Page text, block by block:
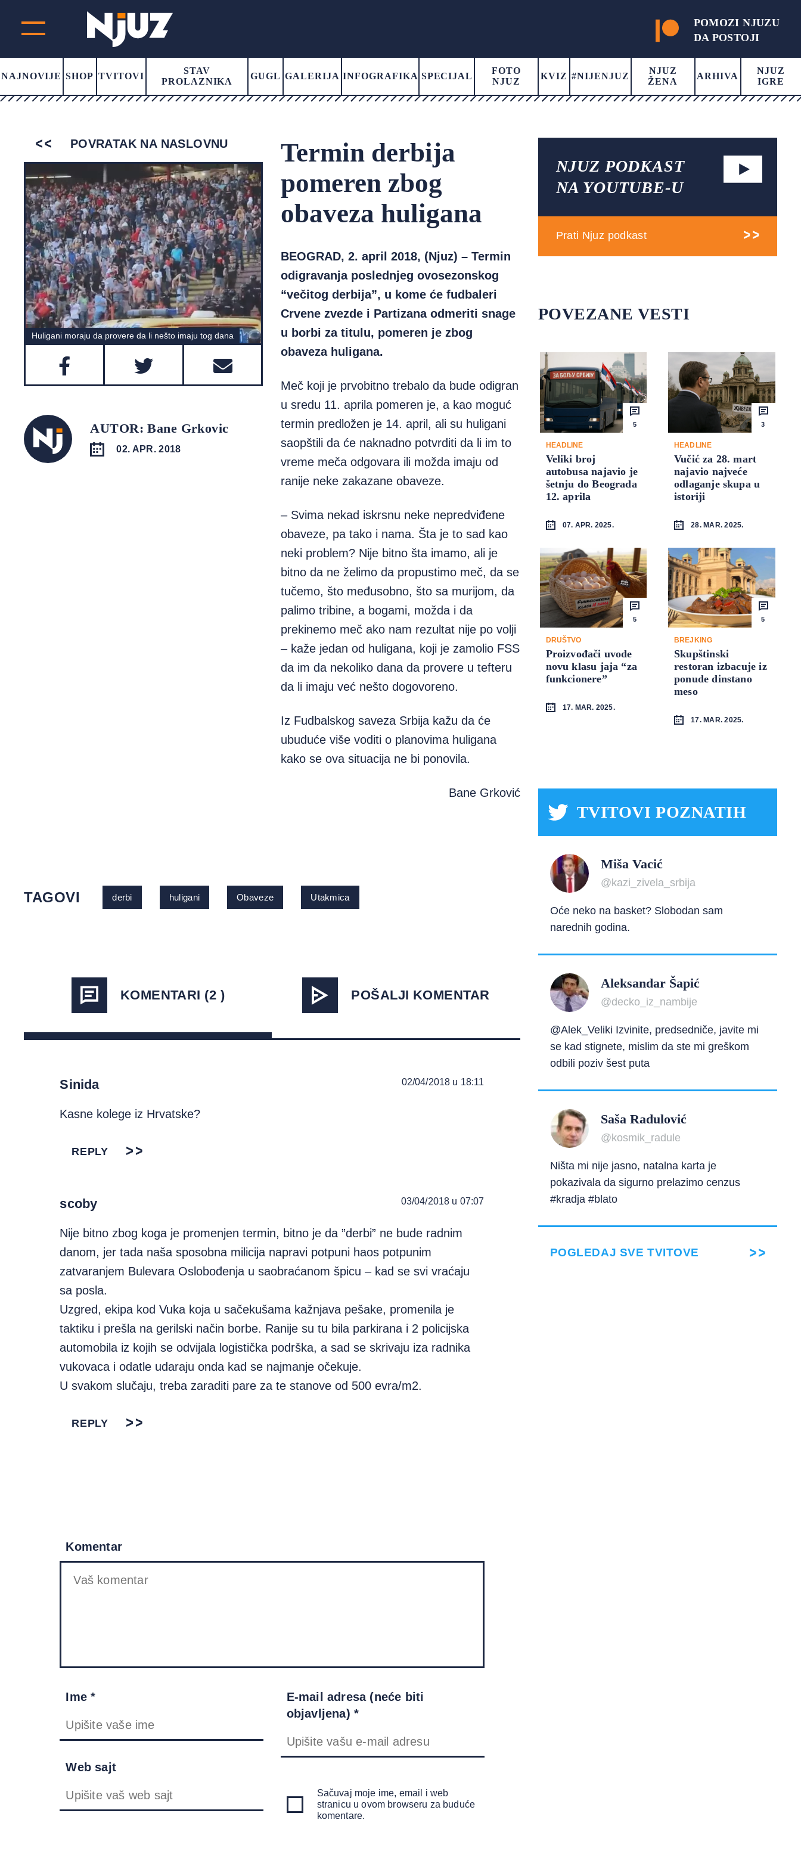
POMOZI NJUZU
DA POSTOJI
NAJNOVIJE SHOP TVITOVI
STAV
PROLAZNIKA
GUGL GALERIJA INFOGRAFIKA SPECIJAL
FOTO
NJUZ
KVIZ #NIJENJUZ
NJUZ
ŽENA
ARHIVA
NJUZ
IGRE
POVRATAK NA NASLOVNU
Huligani moraju da provere da li nešto imaju tog dana
AUTOR: Bane Grkovic
02. APR. 2018
Termin derbija
pomeren zbog
obaveza huligana
BEOGRAD, 2. april 2018, (Njuz) – Termin
odigravanja poslednjeg ovosezonskog
“večitog derbija”, u kome će fudbaleri
Crvene zvezde i Partizana odmeriti snage
u borbi za titulu, pomeren je zbog
obaveza huligana.
Meč koji je prvobitno trebalo da bude odigran
u sredu 11. aprila pomeren je, a kao moguć
termin predložen je 14. april, ali su huligani
saopštili da će naknadno potvrditi da li im to
vreme meča odgovara ili možda imaju od
ranije neke zakazane obaveze.
– Svima nekad iskrsnu neke nepredviđene
obaveze, pa tako i nama. Šta je to sad kao
neki problem? Nije bitno šta imamo, ali je
bitno da ne želimo da propustimo meč, da se
tučemo, što međusobno, što sa murijom, da
palimo tribine, a bogami, možda i da
prekinemo meč ako nam rezultat nije po volji
– kaže jedan od huligana, koji je zamolio FSS
da im da nekoliko dana da provere u tefteru
da li imaju već nešto dogovoreno.
Iz Fudbalskog saveza Srbija kažu da će
ubuduće više voditi o planovima huligana
kako se ova situacija ne bi ponovila.
Bane Grković
TAGOVI derbi huligani Obaveze Utakmica
KOMENTARI (2 ) POŠALJI KOMENTAR
Sinida 02/04/2018 u 18:11
Kasne kolege iz Hrvatske?
REPLY
scoby 03/04/2018 u 07:07
Nije bitno zbog koga je promenjen termin, bitno je da ”derbi” ne bude radnim
danom, jer tada naša sposobna milicija napravi potpuni haos potpunim
zatvaranjem Bulevara Oslobođenja u saobraćanom špicu – kad se svi vraćaju
sa posla.
Uzgred, ekipa kod Vuka koja u sačekušama kažnjava pešake, promenila je
taktiku i prešla na gerilski način borbe. Ranije su tu bila parkirana i 2 policijska
automobila iz kojih se odvijala logistička podrška, a sad se skrivaju iza radnika
vukovaca i odatle udaraju onda kad se najmanje očekuje.
U svakom slučaju, treba zaraditi pare za te stanove od 500 evra/m2.
REPLY
Komentar
Ime *
E-mail adresa (neće biti
objavljena) *
Web sajt
Sačuvaj moje ime, email i web
stranicu u ovom browseru za buduće
komentare.
NJUZ PODKAST
NA YOUTUBE-U
Prati Njuz podkast
POVEZANE VESTI
5
HEADLINE
Veliki broj
autobusa najavio je
šetnju do Beograda
12. aprila
07. APR. 2025.
3
HEADLINE
Vučić za 28. mart
najavio najveće
odlaganje skupa u
istoriji
28. MAR. 2025.
5
DRUŠTVO
Proizvođači uvode
novu klasu jaja “za
funkcionere”
17. MAR. 2025.
5
BREJKING
Skupštinski
restoran izbacuje iz
ponude dinstano
meso
17. MAR. 2025.
TVITOVI POZNATIH
Miša Vacić
@kazi_zivela_srbija
Oće neko na basket? Slobodan sam
narednih godina.
Aleksandar Šapić
@decko_iz_nambije
@Alek_Veliki Izvinite, predsedniče, javite mi
se kad stignete, mislim da ste mi greškom
odbili poziv šest puta
Saša Radulović
@kosmik_radule
Ništa mi nije jasno, natalna karta je
pokazivala da sigurno prelazimo cenzus
#kradja #blato
POGLEDAJ SVE TVITOVE